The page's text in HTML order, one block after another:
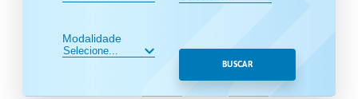
Modalidade
BUSCAR